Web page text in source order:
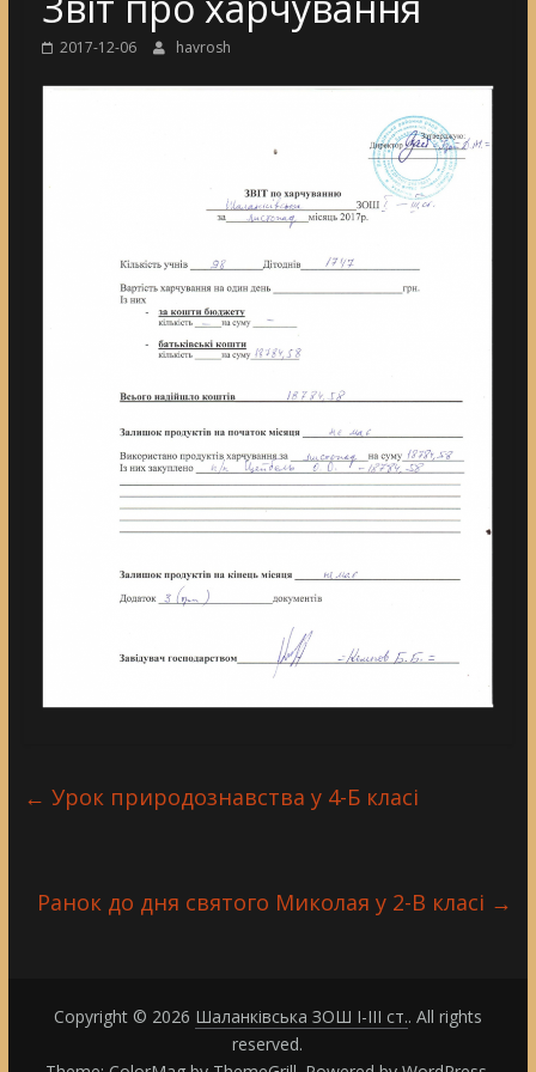
2017-12-06 havrosh
← Урок природознавства у 4-Б класі
Ранок до дня святого Миколая у 2-В класі →
Copyright © 2026 Шаланківська ЗОШ І-ІІІ ст.. All rights
reserved.